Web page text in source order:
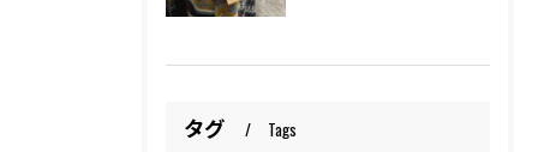
タグ Tags